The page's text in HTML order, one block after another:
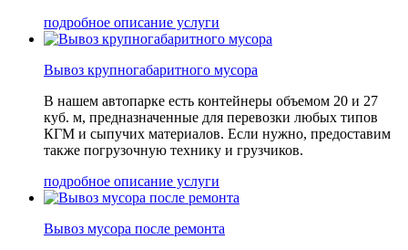
подробное описание услуги
Вывоз крупногабаритного мусора
В нашем автопарке есть контейнеры объемом 20 и 27
куб. м, предназначенные для перевозки любых типов
КГМ и сыпучих материалов. Если нужно, предоставим
также погрузочную технику и грузчиков.
подробное описание услуги
Вывоз мусора после ремонта